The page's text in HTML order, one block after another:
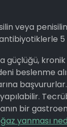
veya
5
güçlüğü,
beslenme
bir
yanması